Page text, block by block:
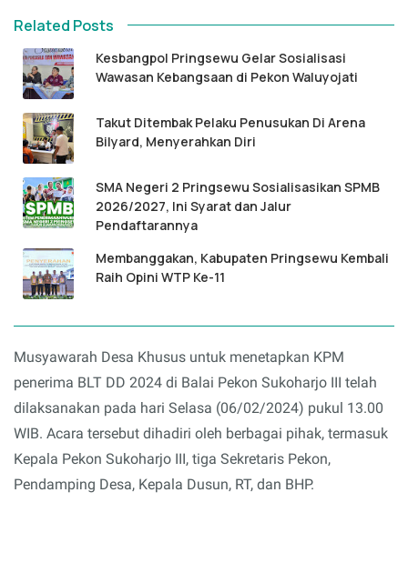
Related Posts
Kesbangpol Pringsewu Gelar Sosialisasi
Wawasan Kebangsaan di Pekon Waluyojati
Takut Ditembak Pelaku Penusukan Di Arena
Bilyard, Menyerahkan Diri
SMA Negeri 2 Pringsewu Sosialisasikan SPMB
2026/2027, Ini Syarat dan Jalur
Pendaftarannya
Membanggakan, Kabupaten Pringsewu Kembali
Raih Opini WTP Ke-11
Musyawarah Desa Khusus untuk menetapkan KPM
penerima BLT DD 2024 di Balai Pekon Sukoharjo III telah
dilaksanakan pada hari Selasa (06/02/2024) pukul 13.00
WIB. Acara tersebut dihadiri oleh berbagai pihak, termasuk
Kepala Pekon Sukoharjo III, tiga Sekretaris Pekon,
Pendamping Desa, Kepala Dusun, RT, dan BHP.